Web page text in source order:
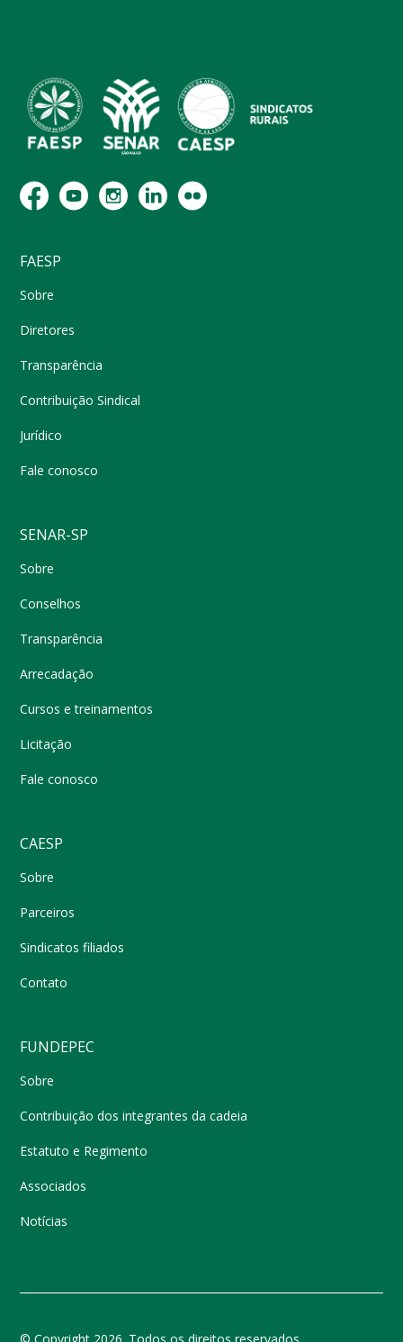
FAESP
Sobre
Diretores
Transparência
Contribuição Sindical
Jurídico
Fale conosco
SENAR-SP
Sobre
Conselhos
Transparência
Arrecadação
Cursos e treinamentos
Licitação
Fale conosco
CAESP
Sobre
Parceiros
Sindicatos filiados
Contato
FUNDEPEC
Sobre
Contribuição dos integrantes da cadeia
Estatuto e Regimento
Associados
Notícias